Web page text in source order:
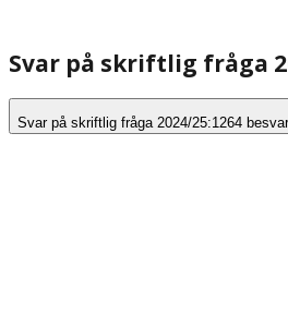
Svar på skriftlig fråga
Svar på skriftlig fråga 2024/25:1264